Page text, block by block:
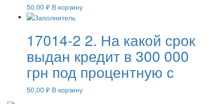
50,00 ₽ В корзину
17014-2 2. На какой срок
выдан кредит в 300 000
грн под процентную с
50,00 ₽ В корзину